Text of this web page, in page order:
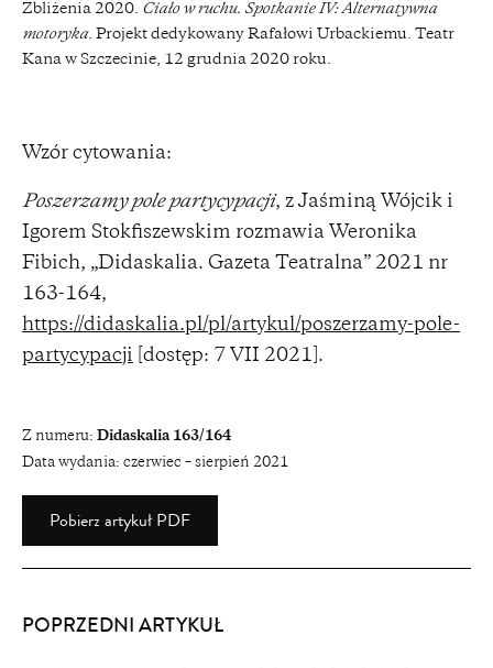
Zbliżenia 2020. Ciało w ruchu. Spotkanie IV: Alternatywna
motoryka. Projekt dedykowany Rafałowi Urbackiemu. Teatr
Kana w Szczecinie, 12 grudnia 2020 roku.
Wzór cytowania:
Poszerzamy pole partycypacji, z Jaśminą Wójcik i
Igorem Stokfiszewskim rozmawia Weronika
Fibich, „Didaskalia. Gazeta Teatralna” 2021 nr
163-164,
https://didaskalia.pl/pl/artykul/poszerzamy-pole-
partycypacji [dostęp: 7 VII 2021].
Z numeru: Didaskalia 163/164
Data wydania: czerwiec – sierpień 2021
Pobierz artykuł PDF
POPRZEDNI ARTYKUŁ